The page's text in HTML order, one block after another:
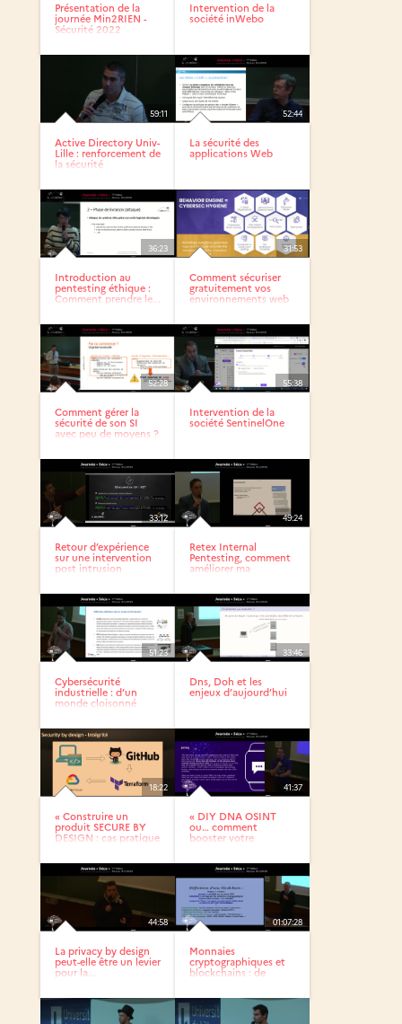
Présentation de la
journée Min2RIEN -
Sécurité 2022
Intervention de la
société inWebo
59:11
Active Directory Univ-
Lille : renforcement de
la sécurité
52:44
La sécurité des
applications Web
36:23
Introduction au
pentesting éthique :
Comment prendre le...
31:53
Comment sécuriser
gratuitement vos
environnements web
52:28
Comment gérer la
sécurité de son SI
avec peu de moyens ?
55:38
Intervention de la
société SentinelOne
33:12
Retour d’expérience
sur une intervention
post intrusion
49:24
Retex Internal
Pentesting, comment
améliorer ma
51:23
Cybersécurité
industrielle : d’un
monde cloisonné
33:46
Dns, Doh et les
enjeux d’aujourd’hui
18:22
« Construire un
produit SECURE BY
DESIGN : cas pratique
41:37
« DIY DNA OSINT
ou… comment
booster votre
44:58
La privacy by design
peut-elle être un levier
pour la...
01:07:28
Monnaies
cryptographiques et
blockchains : de